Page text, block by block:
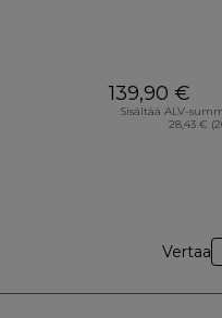
139,90 €
Sisältää ALV-
28,43 €
Vertaa